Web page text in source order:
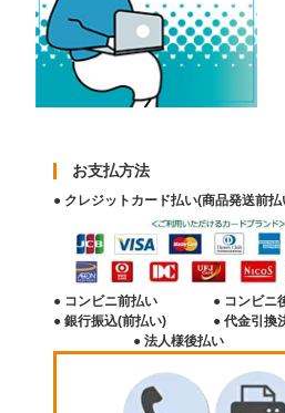
お支払方法
● クレジットカード払い(商品発送前払
● コンビニ前払い
● コンビニ
● 銀行振込(前払い)
● 代金引換
● 法人様後払い